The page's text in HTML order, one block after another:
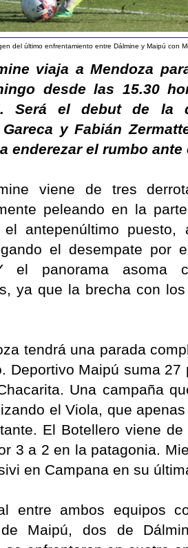
del último enfrentamiento entre Dálmine y Maipú con
viaja a Mendoza
desde las 15.30
Será el debut de la
y Fabián
enderezar el rumbo
viene de tres
peleando en la
antepenúltimo
el desempate por
el panorama asoma
ya que la brecha con
tendrá una parada
Deportivo Maipú suma
Una campaña
el Viola, que
El Botellero viene
3 a 2 en la patagonia.
en Campana en su
entre ambos equipos
Maipú, dos de